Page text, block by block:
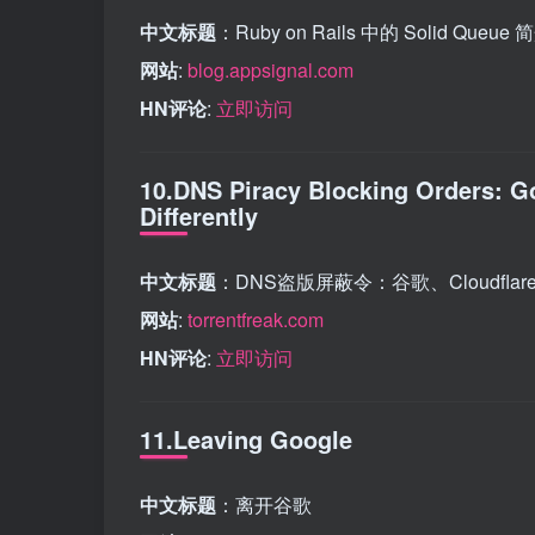
中文标题 ：Ruby on Rails 中的 Solid Queue
网站: blog.appsignal.com
HN评论: 立即访问
10.DNS Piracy Blocking Orders:
Differently
中文标题 ：DNS盗版屏蔽令：谷歌、
网站: torrentfreak.com
HN评论: 立即访问
11.Leaving Google
中文标题 ：离开谷歌